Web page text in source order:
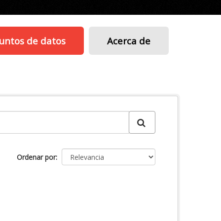
de datos Acerca de
Ordenar por